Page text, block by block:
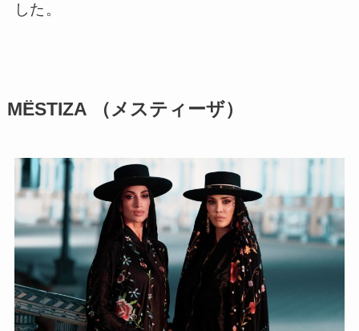
した。
MËSTIZA （メスティーザ）